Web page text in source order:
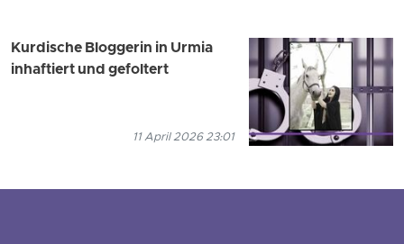
Kurdische Bloggerin in Urmia
inhaftiert und gefoltert
11 April 2026 23:01